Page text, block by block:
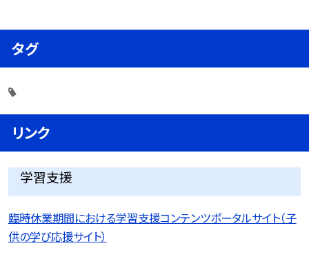
タグ
リンク
学習支援
臨時休業期間における学習支援コンテンツポータルサイト（子
供の学び応援サイト）